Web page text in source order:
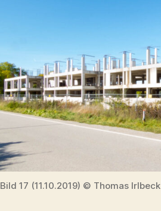
Bild 17 (11.10.2019) © Thomas Irlbeck